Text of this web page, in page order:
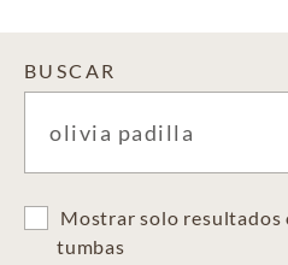
BUSCAR
Mostrar solo resultados
tumbas